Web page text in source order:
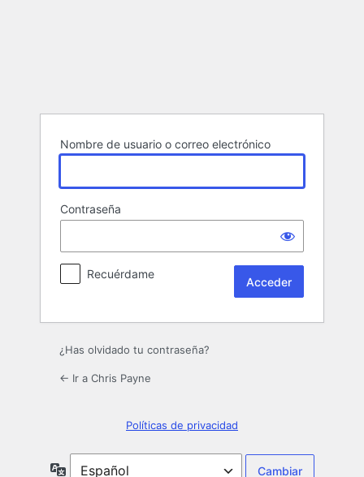
Nombre de usuario o correo electrónico
Contraseña
Recuérdame
¿Has olvidado tu contraseña?
← Ir a Chris Payne
Políticas de privacidad
Idioma